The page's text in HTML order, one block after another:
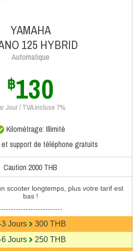
YAMAHA
125 HYBRID
Automatique
฿130
Jour / TVA incluse 7%
Kilométrage: Illimité
support de téléphone gratuits
Caution 2000 THB
scooter longtemps, plus votre tarif est
bas !
3 Jours
300 THB
6 Jours
250 THB